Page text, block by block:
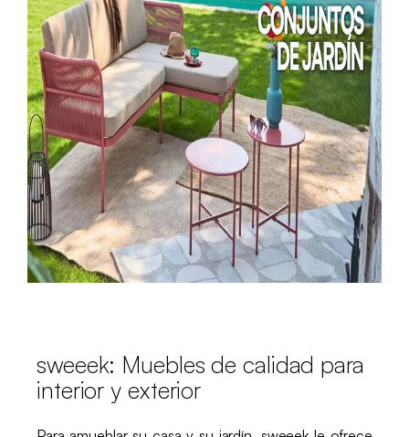
sweeek: Muebles de calidad para
interior y exterior